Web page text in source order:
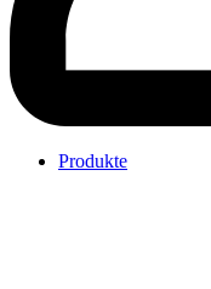
Produkte